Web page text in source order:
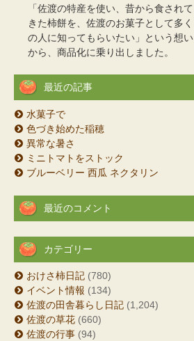
「佐渡の特産を使い、昔から食されて
きた柿餅を、佐渡のお菓子として多く
の人に知ってもらいたい」という想い
から、商品化に乗り出しました。
最近の記事
水菓子で
色づき始めた稲穂
異常な暑さ
ミニトマトをストック
ブルーベリー 西瓜 ネクタリン
最近のコメント
カテゴリー
おけさ柿日記 (780)
イベント情報 (134)
佐渡の田舎暮らし日記 (1,204)
佐渡の草花 (660)
佐渡の行事 (94)